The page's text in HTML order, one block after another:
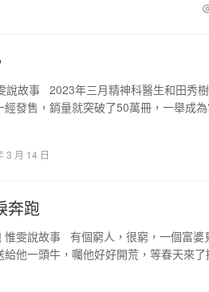
說故事 2023年三月精神科醫生和田秀
發售，銷量就突破了50萬冊，一舉成
3 月 14 日
奔跑
惟雯說故事 有個窮人，很窮，一個富婆
給他一頭牛，囑他好好開荒，等春天來